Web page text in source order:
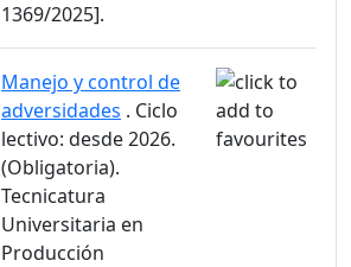
1369/2025].
Manejo y control de
adversidades . Ciclo
lectivo: desde 2026.
(Obligatoria).
Tecnicatura
Universitaria en
Producción